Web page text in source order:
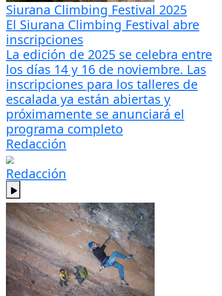
Siurana Climbing Festival 2025
El Siurana Climbing Festival abre
inscripciones
La edición de 2025 se celebra entre
los días 14 y 16 de noviembre. Las
inscripciones para los talleres de
escalada ya están abiertas y
próximamente se anunciará el
programa completo
Redacción
Redacción